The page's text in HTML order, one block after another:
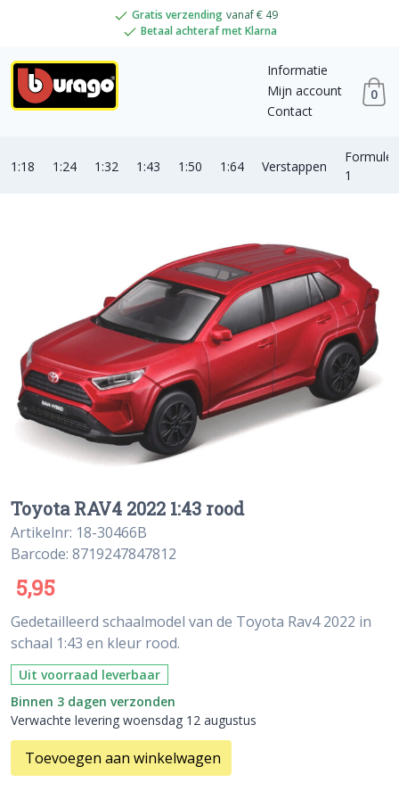
Gratis verzending vanaf € 49
Betaal achteraf met Klarna
Informatie
Mijn account
Contact
0
1:18 1:24 1:32 1:43 1:50 1:64 Verstappen
Formule
1
Toyota RAV4 2022 1:43 rood
Artikelnr: 18-30466B
Barcode: 8719247847812
5,95
Gedetailleerd schaalmodel van de Toyota Rav4 2022 in
schaal 1:43 en kleur rood.
Uit voorraad leverbaar
Binnen 3 dagen verzonden
Verwachte levering woensdag 12 augustus
Toevoegen aan winkelwagen